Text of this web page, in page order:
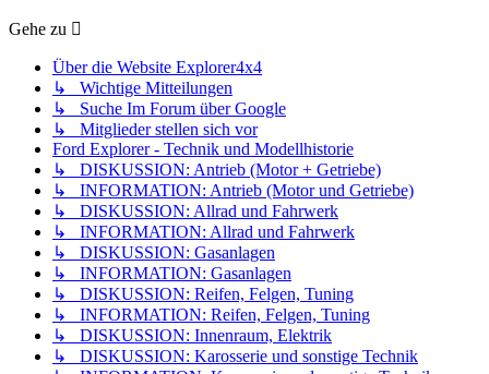
Gehe zu
Über die Website Explorer4x4
↳ Wichtige Mitteilungen
↳ Suche Im Forum über Google
↳ Mitglieder stellen sich vor
Ford Explorer - Technik und Modellhistorie
↳ DISKUSSION: Antrieb (Motor + Getriebe)
↳ INFORMATION: Antrieb (Motor und Getriebe)
↳ DISKUSSION: Allrad und Fahrwerk
↳ INFORMATION: Allrad und Fahrwerk
↳ DISKUSSION: Gasanlagen
↳ INFORMATION: Gasanlagen
↳ DISKUSSION: Reifen, Felgen, Tuning
↳ INFORMATION: Reifen, Felgen, Tuning
↳ DISKUSSION: Innenraum, Elektrik
↳ DISKUSSION: Karosserie und sonstige Technik